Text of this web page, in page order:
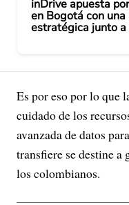
inDrive apuesta
en Bogotá con una
estratégica junto a
Es por eso por lo que
cuidado de los
avanzada de datos
transfiere se destine
los colombianos.